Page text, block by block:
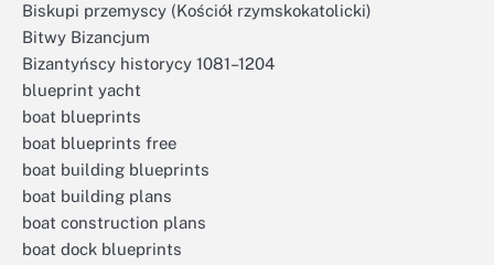
Biskupi przemyscy (Kościół rzymskokatolicki)
Bitwy Bizancjum
Bizantyńscy historycy 1081–1204
blueprint yacht
boat blueprints
boat blueprints free
boat building blueprints
boat building plans
boat construction plans
boat dock blueprints